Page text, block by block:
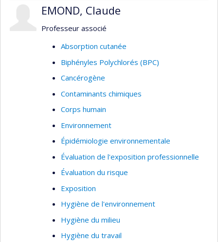
concentrations de contaminants en milieu
de travail
Thèmes : Hygiène du travail, santé et sécurité,
EMOND, Claude
Professeur associé
Absorption cutanée
Biphényles Polychlorés (BPC)
Cancérogène
Contaminants chimiques
Corps humain
Environnement
Épidémiologie environnementale
Évaluation de l'exposition professionnelle
Évaluation du risque
Exposition
Hygiène de l'environnement
Hygiène du milieu
Hygiène du travail